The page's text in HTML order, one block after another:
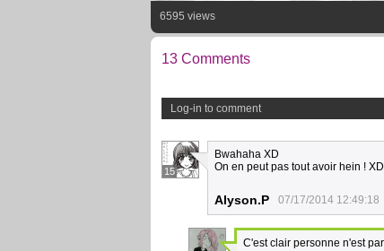
6595 views
13 Comments
Log-in to comment
15
Bwahaha XD
On en peut pas tout avoir hein ! XD
Alyson.P 07/17/2014 12:49:18
C'est clair personne n'est